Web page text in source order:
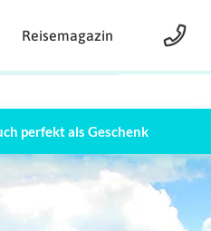
Reisemagazin
perfekt als Geschenk